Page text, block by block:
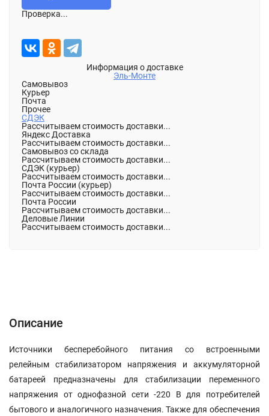
Проверка...
Информация о доставке
Эль-Монте
Самовывоз
Курьер
Почта
Прочее
СДЭК
Рассчитываем стоимость доставки...
Яндекс Доставка
Рассчитываем стоимость доставки...
Самовывоз со склада
Рассчитываем стоимость доставки...
СДЭК (курьер)
Рассчитываем стоимость доставки...
Почта России (курьер)
Рассчитываем стоимость доставки...
Почта России
Рассчитываем стоимость доставки...
Деловые Линии
Рассчитываем стоимость доставки...
Описание
Источники бесперебойного питания со встроенными
релейным стабилизатором напряжения и аккумуляторной
батареей предназначены для стабилизации переменного
напряжения от однофазной сети -220 В для потребителей
бытового и аналогичного назначения. Также для обеспечения